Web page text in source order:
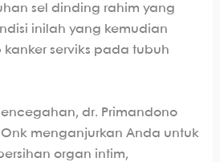
sel dinding rahim yang
inilah yang kemudian
serviks pada tubuh
dr. Primandono
Onk menganjurkan Anda untuk
organ intim,